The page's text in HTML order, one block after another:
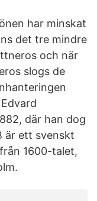
har minskat
det tre mindre
och när
slogs de
där han dog
är ett svenskt
1600-talet,